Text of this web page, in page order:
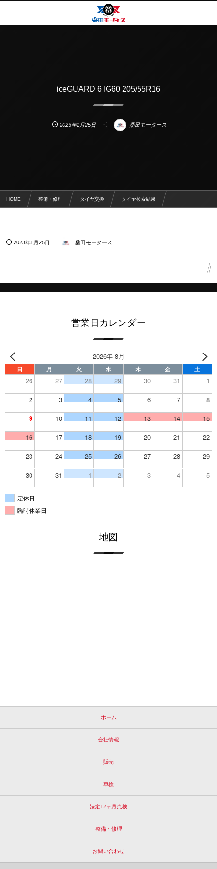
iceGUARD 6 IG60 205/55R16
2023年1月25日 桑田モータース
HOME 整備・修理 タイヤ交換 タイヤ検索結果
2023年1月25日 桑田モータース
営業日カレンダー
2026年 8月
日 月 火 水 木 金 土
26 27 28 29 30 31 1
2 3 4 5 6 7 8
9 10 11 12 13 14 15
16 17 18 19 20 21 22
23 24 25 26 27 28 29
30 31 1 2 3 4 5
定休日
臨時休業日
地図
ホーム
会社情報
販売
車検
法定12ヶ月点検
整備・修理
お問い合わせ